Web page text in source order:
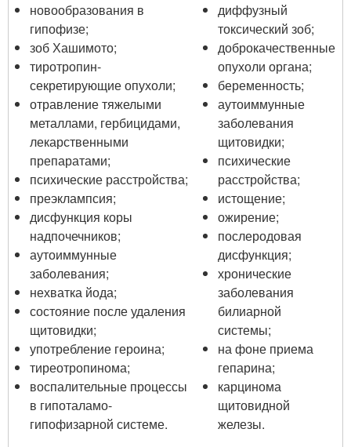
новообразования в
гипофизе;
зоб Хашимото;
тиротропин-
секретирующие опухоли;
отравление тяжелыми
металлами, гербицидами,
лекарственными
препаратами;
психические расстройства;
преэклампсия;
дисфункция коры
надпочечников;
аутоиммунные
заболевания;
нехватка йода;
состояние после удаления
щитовидки;
употребление героина;
тиреотропинома;
воспалительные процессы
в гипоталамо-
гипофизарной системе.
диффузный
токсический зоб;
доброкачественные
опухоли органа;
беременность;
аутоиммунные
заболевания
щитовидки;
психические
расстройства;
истощение;
ожирение;
послеродовая
дисфункция;
хронические
заболевания
билиарной
системы;
на фоне приема
гепарина;
карцинома
щитовидной
железы.